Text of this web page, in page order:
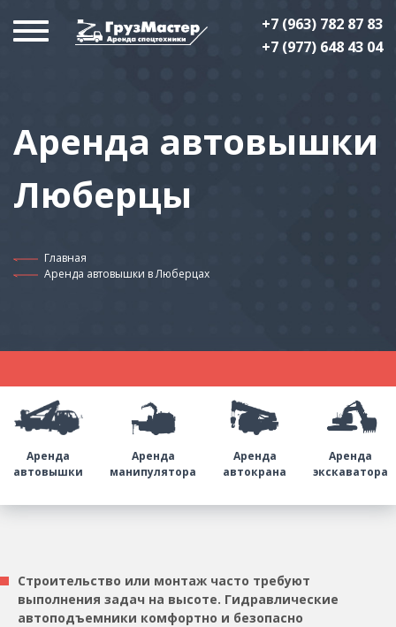
+7 (963) 782 87 83
+7 (977) 648 43 04
Аренда автовышки
Люберцы
Главная
Аренда автовышки в Люберцах
Аренда
автовышки
Аренда
манипулятора
Аренда
автокрана
Аренда
экскаватора
Строительство или монтаж часто требуют
выполнения задач на высоте. Гидравлические
автоподъемники комфортно и безопасно